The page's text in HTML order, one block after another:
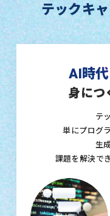
テックキ
AI時
身につ
テ
単にプログ
生
課題を解決で